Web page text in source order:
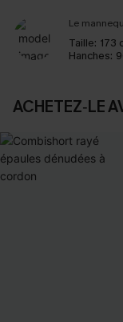
Le
Taille: 173
Hanches:
ACHETEZ‑LE